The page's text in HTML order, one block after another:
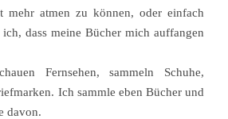
mehr atmen zu können, oder einfach
dass meine Bücher mich auffangen
Fernsehen, sammeln Schuhe,
Ich sammle eben Bücher und
davon.